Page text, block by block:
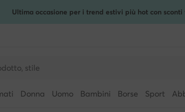
Ultima occasione per i trend estivi più hot con
Donna Uomo Bambini Borse Sport